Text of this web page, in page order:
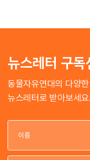
뉴스레터 구독
동물자유연대의 다양
뉴스레터로 받아보세요.